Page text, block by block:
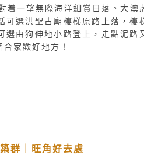
着一望無際海洋細賞日落。大澳
可選洪聖古廟樓梯原路上落，樓
選由狗伸地小路登上，走點泥路
家歡好地方！
群｜旺角好去處